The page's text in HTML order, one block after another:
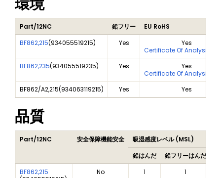
Part/12NC 鉛フリー
EU RoHS
BF862,215(934055519215) Yes
Yes
Certificate Of Analysis
BF862,235(934055519235) Yes
Yes
Certificate Of Analysis
BF862/A2,215(934063119215) Yes Yes
品質
Part/12NC 安全保障機能安全 吸湿感度レベル (MSL)
鉛はんだ
鉛フリーはんだ
BF862,215
No 1 1